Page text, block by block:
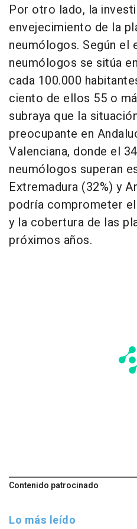
Por otro lado, la
envejecimiento de la
neumólogos. Según el
neumólogos se sitúa
cada 100.000
ciento de ellos 55 o
subraya que la
preocupante en
Valenciana, donde el
neumólogos superan
Extremadura (32%) y
podría comprometer
y la cobertura de las
próximos años.
Contenido patrocinado
Lo más leído